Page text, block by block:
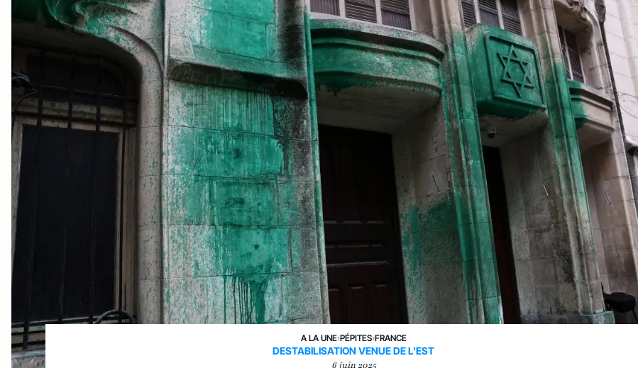
A LA UNE›PÉPITES›FRANCE
DESTABILISATION VENUE DE L'EST
6 juin 2025